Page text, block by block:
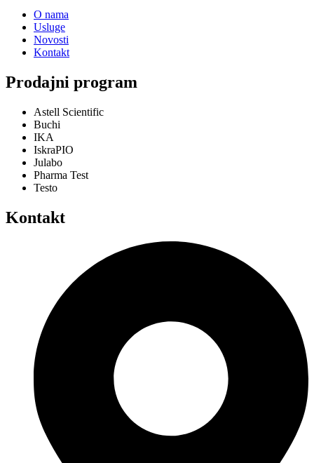
O nama
Usluge
Novosti
Kontakt
Prodajni program
Astell Scientific
Buchi
IKA
IskraPIO
Julabo
Pharma Test
Testo
Kontakt